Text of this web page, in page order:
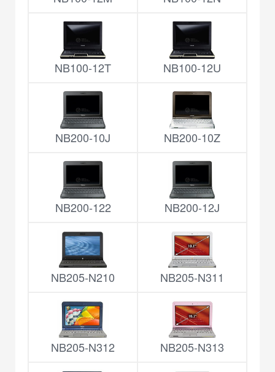
NB100-12T NB100-12U
NB200-10J NB200-10Z
NB200-122 NB200-12J
NB205-N210 NB205-N311
NB205-N312 NB205-N313